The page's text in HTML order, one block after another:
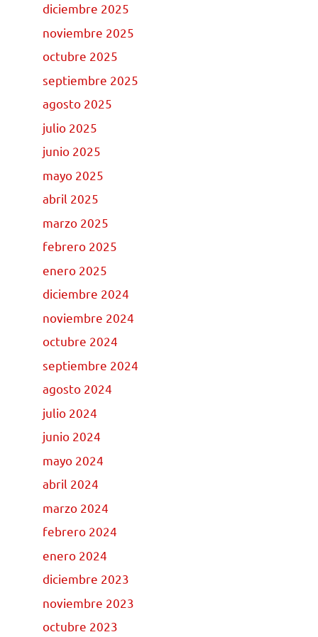
diciembre 2025
noviembre 2025
octubre 2025
septiembre 2025
agosto 2025
julio 2025
junio 2025
mayo 2025
abril 2025
marzo 2025
febrero 2025
enero 2025
diciembre 2024
noviembre 2024
octubre 2024
septiembre 2024
agosto 2024
julio 2024
junio 2024
mayo 2024
abril 2024
marzo 2024
febrero 2024
enero 2024
diciembre 2023
noviembre 2023
octubre 2023